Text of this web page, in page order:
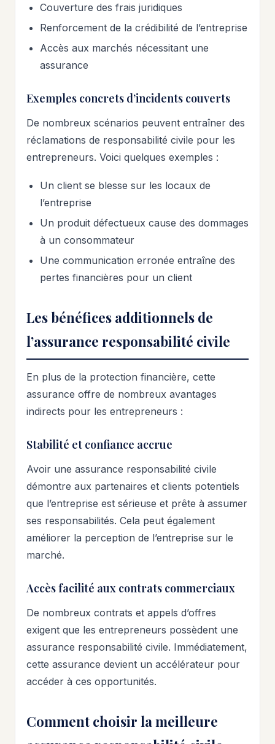
Couverture des frais juridiques
Renforcement de la crédibilité de l’entreprise
Accès aux marchés nécessitant une
assurance
Exemples concrets d’incidents couverts
De nombreux scénarios peuvent entraîner des
réclamations de responsabilité civile pour les
entrepreneurs. Voici quelques exemples :
Un client se blesse sur les locaux de
l’entreprise
Un produit défectueux cause des dommages
à un consommateur
Une communication erronée entraîne des
pertes financières pour un client
Les bénéfices additionnels de
l’assurance responsabilité civile
En plus de la protection financière, cette
assurance offre de nombreux avantages
indirects pour les entrepreneurs :
Stabilité et confiance accrue
Avoir une assurance responsabilité civile
démontre aux partenaires et clients potentiels
que l’entreprise est sérieuse et prête à assumer
ses responsabilités. Cela peut également
améliorer la perception de l’entreprise sur le
marché.
Accès facilité aux contrats commerciaux
De nombreux contrats et appels d’offres
exigent que les entrepreneurs possèdent une
assurance responsabilité civile. Immédiatement,
cette assurance devient un accélérateur pour
accéder à ces opportunités.
Comment choisir la meilleure